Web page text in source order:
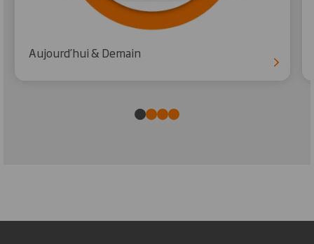
Aujourd’hui & Demain